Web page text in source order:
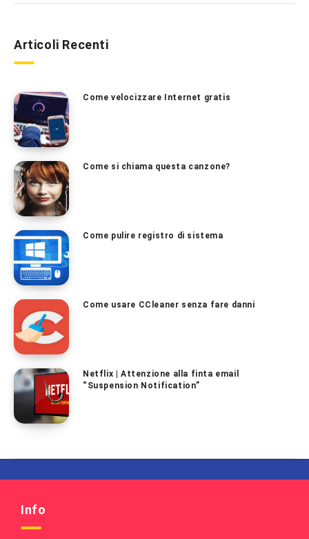
Articoli Recenti
Come velocizzare Internet gratis
Come si chiama questa canzone?
Come pulire registro di sistema
Come usare CCleaner senza fare danni
Netflix | Attenzione alla finta email
“Suspension Notification”
Info